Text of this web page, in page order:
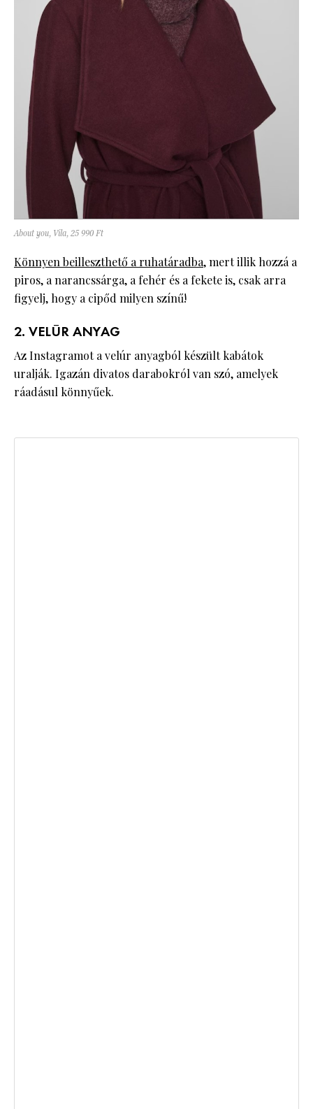
About you, Vila, 25 990 Ft
Könnyen beilleszthető a ruhatáradba, mert illik hozzá a
piros, a narancssárga, a fehér és a fekete is, csak arra
figyelj, hogy a cipőd milyen színű!
2. VELÚR ANYAG
Az Instagramot a velúr anyagból készült kabátok
uralják. Igazán divatos darabokról van szó, amelyek
ráadásul könnyűek.